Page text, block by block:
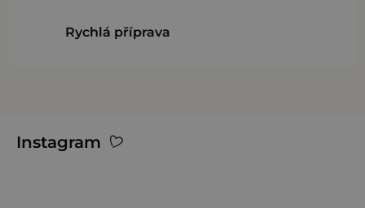
Rychlá příprava
Instagram